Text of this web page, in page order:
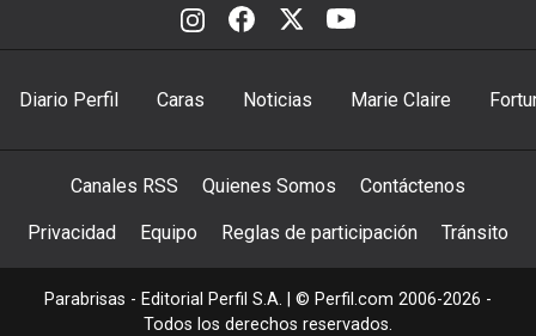
Diario Perfil Caras Noticias Marie Claire
Canales RSS Quienes Somos Contáctenos
Privacidad Equipo Reglas de participación Tránsito
Parabrisas - Editorial Perfil S.A. | © Perfil.com 2006-2026 -
Todos los derechos reservados.